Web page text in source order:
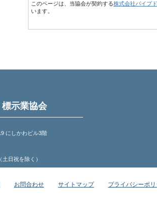
このページは、当協会が契約する株式会社パイプ
います。
示業協会
にしかわビル3階
日祝を除く）
お問合わせ サイトマップ プライバシーポ